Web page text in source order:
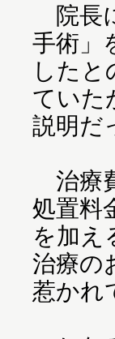
院長
手術」
したと
ていた
説明だ
治療
処置料
を加え
治療の
惹かれ